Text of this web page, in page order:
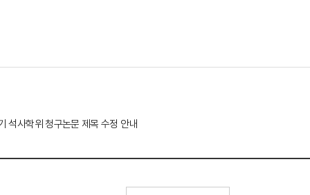
석사학위 청구논문 제목 수정 안내